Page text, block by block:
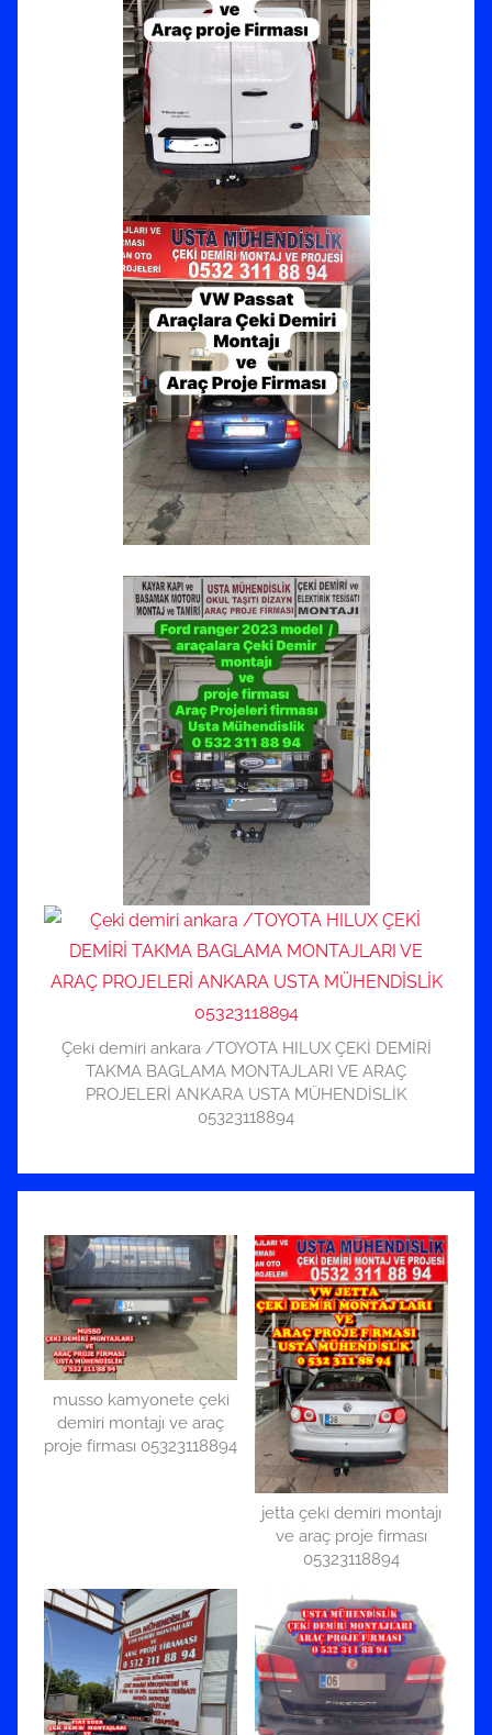
Çeki demiri ankara /TOYOTA HILUX ÇEKİ DEMİRİ
TAKMA BAGLAMA MONTAJLARI VE ARAÇ
PROJELERİ ANKARA USTA MÜHENDİSLİK
05323118894
musso kamyonete çeki
demiri montajı ve araç
proje firması 05323118894
jetta çeki demiri montajı
ve araç proje firması
05323118894